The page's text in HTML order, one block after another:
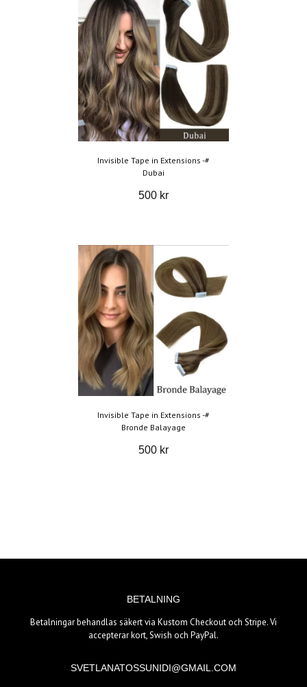
Invisible Tape in Extensions -#
Dubai
500 kr
Invisible Tape in Extensions -#
Bronde Balayage
500 kr
BETALNING
Betalningar behandlas säkert via Kustom Checkout och Stripe. Vi
accepterar kort, Swish och PayPal.
SVETLANATOSSUNIDI@GMAIL.COM